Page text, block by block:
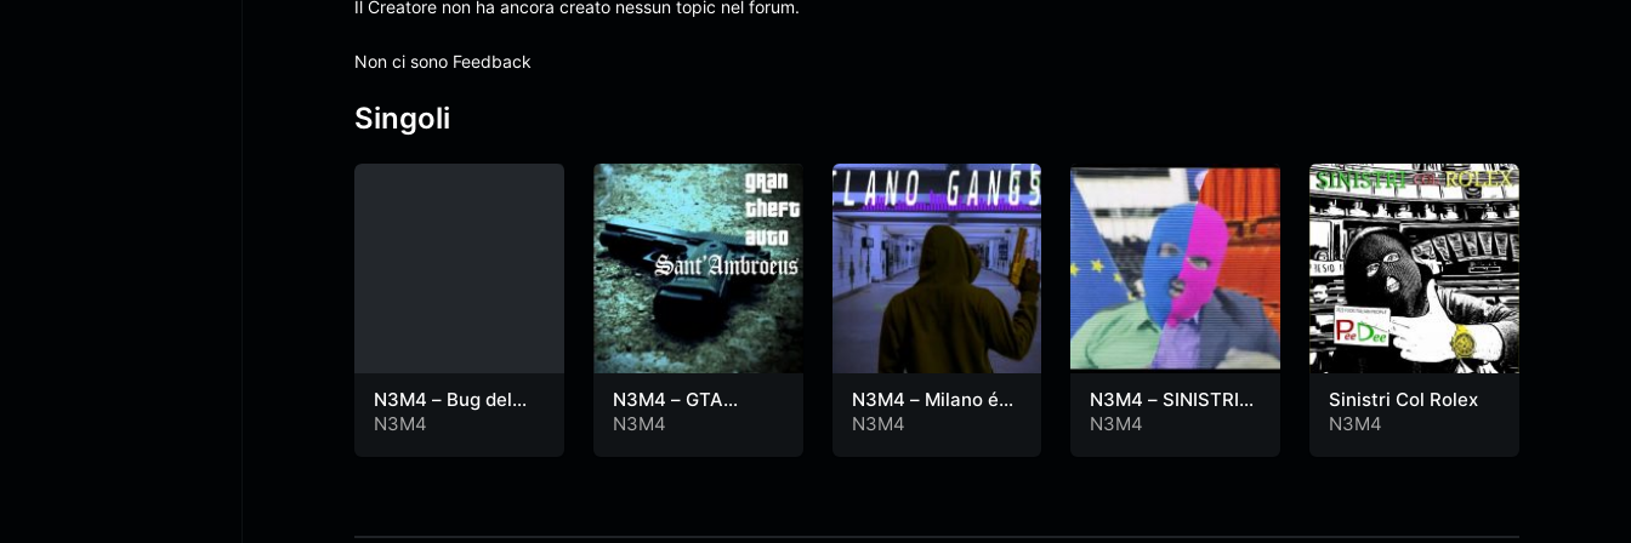
Il Creatore non ha ancora creato nessun topic nel forum.
Non ci sono Feedback
Singoli
N3M4 – Bug del
sistema (prod. by
N3M4
N3M4 – GTA
SANT’AMBROEUS
N3M4
N3M4 – Milano é
Gangsta
N3M4
N3M4 – SINISTRI
COL ROLEX
N3M4
Sinistri Col Rolex
N3M4